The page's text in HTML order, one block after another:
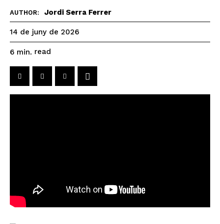
AUTHOR: Jordi Serra Ferrer
14 de juny de 2026
6 min. read